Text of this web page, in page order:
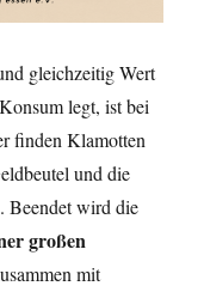
gleichzeitig Wert
legt, ist bei
finden Klamotten
und die
Beendet wird die
großen
mit